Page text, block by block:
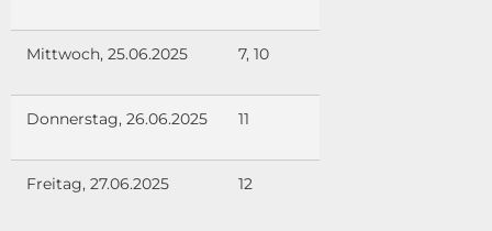
Mittwoch, 25.06.2025 7, 10
Donnerstag, 26.06.2025 11
Freitag, 27.06.2025 12